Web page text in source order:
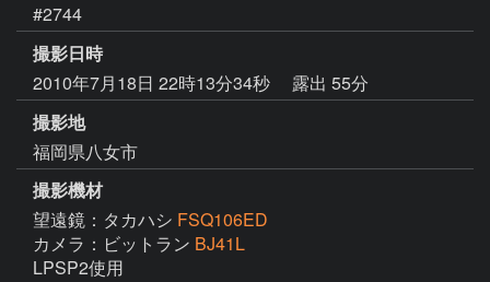
#2744
撮影日時
2010年7月18日 22時13分34秒
露出 55分
撮影地
福岡県八女市
撮影機材
望遠鏡：タカハシ FSQ106ED
カメラ：ビットラン BJ41L
LPSP2使用